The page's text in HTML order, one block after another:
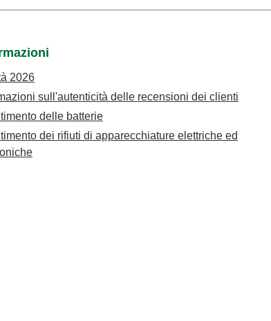
2026
sull'autenticità delle recensioni dei clienti
delle batterie
dei rifiuti di apparecchiature elettriche ed